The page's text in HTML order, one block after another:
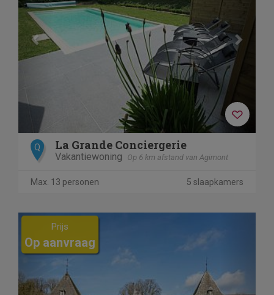
Q La Grande Conciergerie
Vakantiewoning Op 6 km afstand van Agimont
Max. 13 personen 5 slaapkamers
Previous
Prijs
Op aanvraag